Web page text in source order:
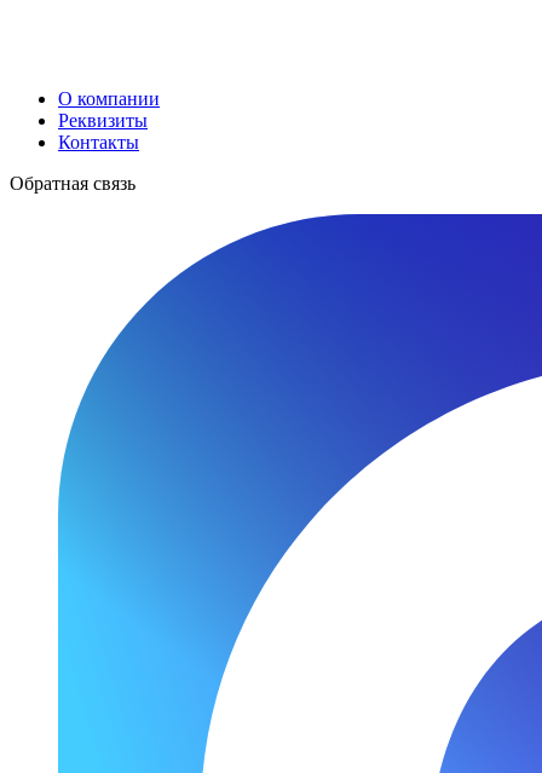
О компании
Реквизиты
Контакты
Обратная связь